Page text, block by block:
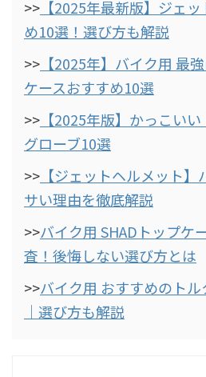
>> 【2025年最新版】ジェ
め10選！選び方も解説
>> 【2025年】バイク用 最
ケースおすすめ10選
>> 【2025年版】かっこい
グローブ10選
>> 【ジェットヘルメット
サい理由を徹底解説
>>バイク用 SHADトップケ
査！後悔しない選び方とは
>>バイク用 おすすめのト
｜選び方も解説